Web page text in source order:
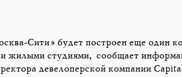
Сити» будет построен еще один
жилыми студиями, сообщает
девелоперской компании